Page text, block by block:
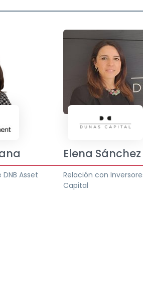
Asset
Elena Sánchez
Relación con
Capital